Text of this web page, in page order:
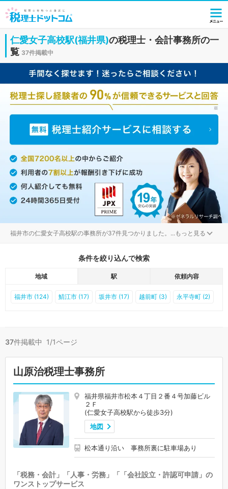
仁愛女子高校駅(福井県)の税理士・会計事務所の一
覧 37件掲載中
福井市の仁愛女子高校駅の事務所が37件見つかりました。 ...もっと見る
条件を絞り込んで検索
地域 駅 依頼内容
福井市 (124) 鯖江市 (17) 坂井市 (17) 越前町 (3) 永平寺町 (2)
37件掲載中 1/1ページ
山原治税理士事務所
福井県福井市松本４丁目２番４号加藤ビル
２Ｆ
(仁愛女子高校駅から徒歩3分)
地図
松本通り沿い 事務所裏に駐車場あり
「税務・会計」「人事・労務」「「会社設立・許認可申請」の
ワンストップサービス